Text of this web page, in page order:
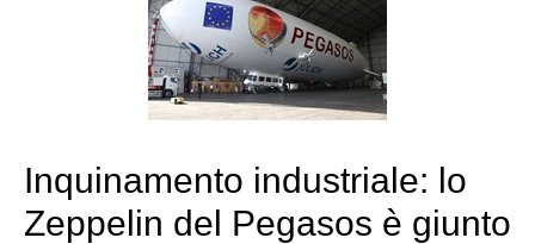
Inquinamento industriale: lo
Zeppelin del Pegasos è giunto